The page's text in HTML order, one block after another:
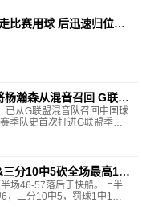
比赛用球 后迅速归位补
瀚森从混音召回 G联盟
已从G联盟混音队召回中国球
季队史首次打进G联盟季后
打，混音首场比赛将
分10中5砍全场最高18
场46-57落后于快船。上半
，三分10中5，罚球1中1，
现3次失误。